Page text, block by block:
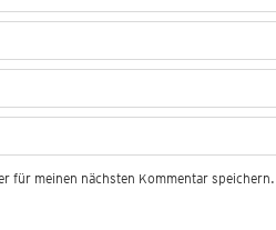
für meinen nächsten Kommentar speichern.